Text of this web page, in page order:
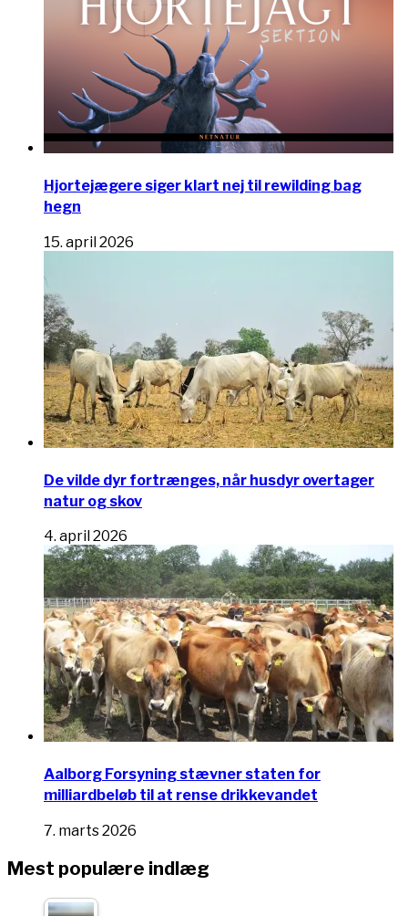
Hjortejægere siger klart nej til rewilding bag
hegn
15. april 2026
De vilde dyr fortrænges, når husdyr overtager
natur og skov
4. april 2026
Aalborg Forsyning stævner staten for
milliardbeløb til at rense drikkevandet
7. marts 2026
Mest populære indlæg